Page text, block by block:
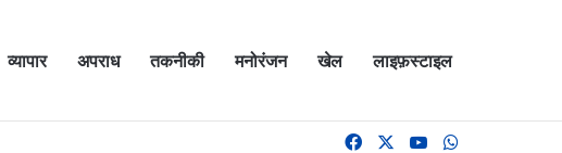
व्यापार अपराध तकनीकी मनोरंजन खेल लाइफ़स्टाइल
FacebookYouTube